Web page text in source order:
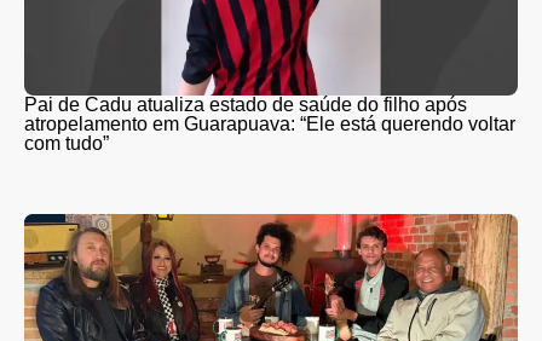
Pai de Cadu atualiza estado de saúde do filho após
atropelamento em Guarapuava: “Ele está querendo voltar
com tudo”